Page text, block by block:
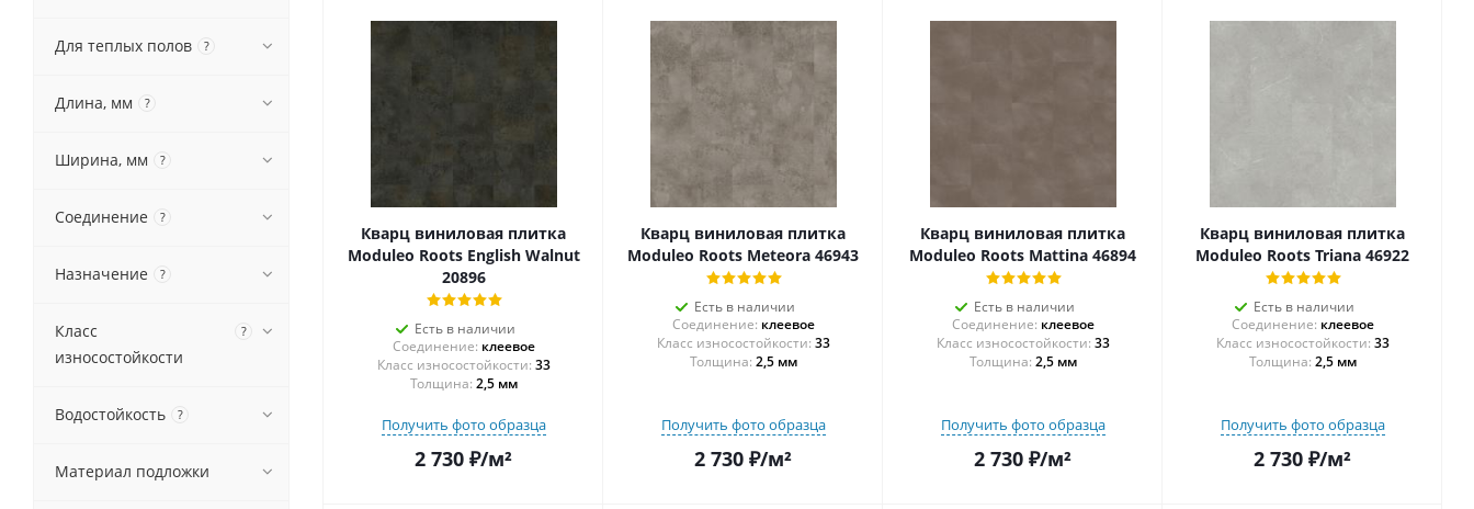
Кварц виниловая плитка
Moduleo Roots English Walnut
20896
Есть в наличии
Соединение: клеевое
33
Толщина: 2,5 мм
Получить фото образца
2 730 ₽/м²
Кварц виниловая плитка
Moduleo Roots Meteora 46943
Есть в наличии
Соединение: клеевое
33
Толщина: 2,5 мм
Получить фото образца
2 730 ₽/м²
Кварц виниловая плитка
Moduleo Roots Mattina 46894
Есть в наличии
Соединение: клеевое
33
Толщина: 2,5 мм
Получить фото образца
2 730 ₽/м²
Кварц виниловая плитка
Moduleo Roots Triana 46922
Есть в наличии
Соединение: клеевое
33
Толщина: 2,5 мм
Получить фото образца
2 730 ₽/м²
Для теплых полов ?
Длина, мм ?
Ширина, мм ?
Соединение ?
Назначение ?
Класс
износостойкости
?
Водостойкость ?
Материал подложки